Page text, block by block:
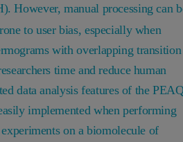
However, manual processing can
to user bias, especially when
with overlapping transition
time and reduce human
data analysis features of the
implemented when performing
on a biomolecule of